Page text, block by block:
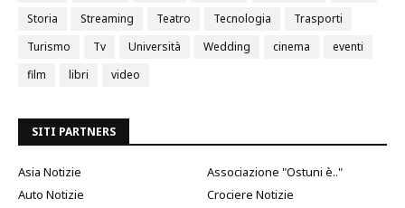
Storia
Streaming Teatro Tecnologia
Trasporti
Turismo
Tv Università Wedding cinema
eventi
film
libri video
SITI PARTNERS
Asia Notizie
Associazione "Ostuni è.."
Auto Notizie
Crociere Notizie